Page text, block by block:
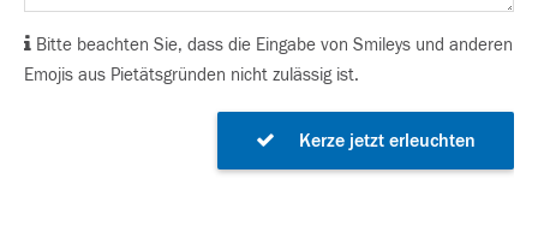
Bitte beachten Sie, dass die Eingabe von Smileys und anderen
Emojis aus Pietätsgründen nicht zulässig ist.
Kerze jetzt erleuchten